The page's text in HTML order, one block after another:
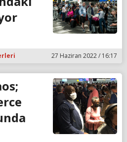
27 Haziran 2022 / 16:17